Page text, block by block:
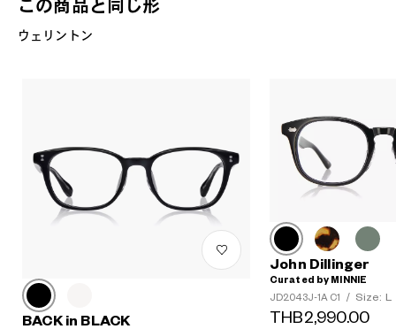
この商品と同じ形
ウェリントン
BACK in BLACK
John Dillinger
Curated by MINNIE
JD2043J-1A C1
/ Size: L
THB2,990.00